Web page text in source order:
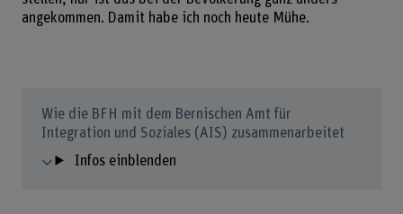
angekommen. Damit habe ich noch heute Mühe.
Wie die BFH mit dem Bernischen Amt für
Integration und Soziales (AIS) zusammenarbeitet
Infos einblenden